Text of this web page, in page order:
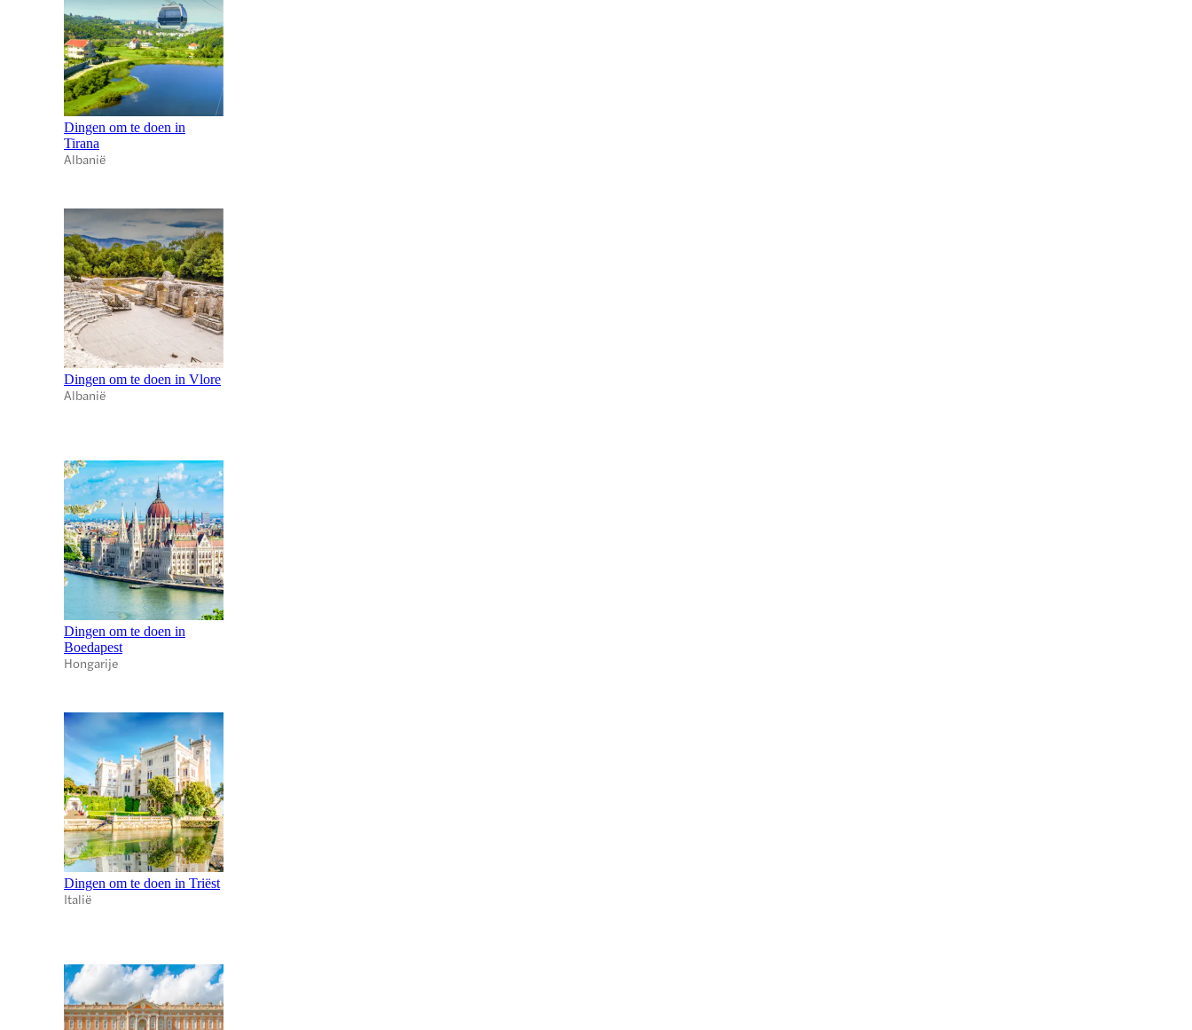
Dingen om te doen in
Tirana
Albanië
Dingen om te doen in Vlore
Albanië
Dingen om te doen in
Boedapest
Hongarije
Dingen om te doen in Triëst
Italië